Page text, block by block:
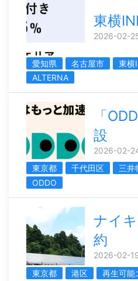
東横
2026-02-
愛知県 名古屋市 東横
ALTERNA
「
設
2026-02-
東京都
千代田区 三井
ODDO
ナイ
約
2026-02-
東京都
港区 再生可能